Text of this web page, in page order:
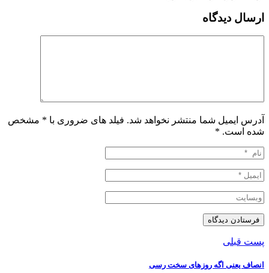
ارسال دیدگاه
آدرس ایمیل شما منتشر نخواهد شد. فیلد های ضروری با * مشخص
شده است. *
پست قبلی
انصاف یعنی اگه روزهای سخت رسی